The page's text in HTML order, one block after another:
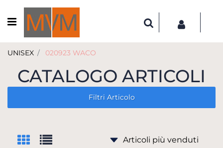
Open menu
UNISEX 020923 WACO
CATALOGO ARTICOLI
Filtri Articolo